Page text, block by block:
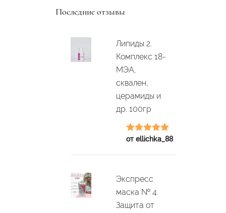
Последние отзывы
Липиды 2.
Комплекс 18-
МЭА,
сквален,
церамиды и
др. 100гр
Оценка5из
от ellichka_88
Экспресс
маска № 4.
Защита от